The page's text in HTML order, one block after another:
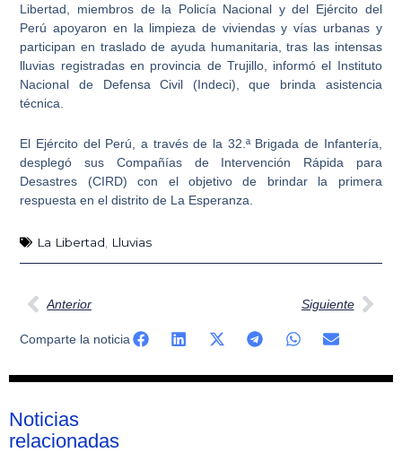
Libertad, miembros de la Policía Nacional y del Ejército del
Perú apoyaron en la limpieza de viviendas y vías urbanas y
participan en traslado de ayuda humanitaria , tras las intensas
lluvias registradas en provincia de Trujillo, informó el Instituto
Nacional de Defensa Civil (Indeci), que brinda asistencia
técnica.
El Ejército del Perú, a través de la 32.ª Brigada de Infantería
desplegó sus Compañías de Intervención Rápida para
Desastres (CIRD) con el objetivo de brindar la primera
respuesta en eldistrito de La Esperanza
La Libertad Lluvias
Ant
Anterior Siguiente
Comparte la noticia
Noticias
relacionadas